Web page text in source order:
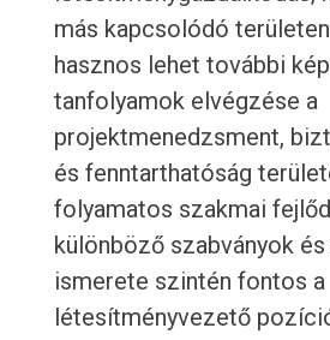
más kapcsolódó
hasznos lehet további
tanfolyamok elvégzése a
projektmenedzsment,
és fenntarthatóság
folyamatos szakmai
különböző szabványok
ismerete szintén fontos a
létesítményvezető